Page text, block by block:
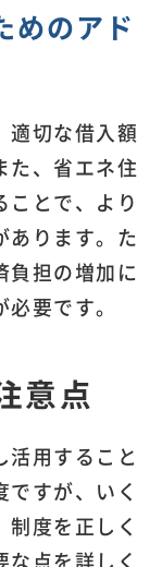
めのアド
適切な借入額
た、省エネ住
ことで、より
あります。た
負担の増加に
要です。
意点
活用すること
すが、いく
度を正しく
点を詳しく